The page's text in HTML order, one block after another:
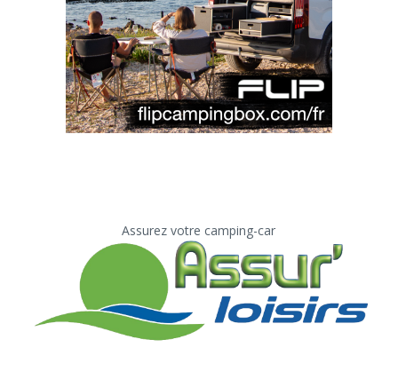
Assurez votre camping-car